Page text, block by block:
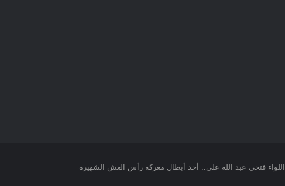
اللواء فتحي عبد الله علي.. أحد أبطال معركة رأس العش الشهيرة